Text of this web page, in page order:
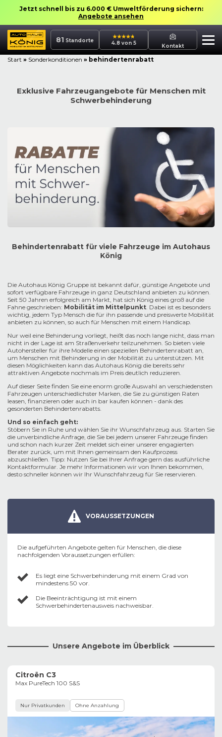
Jetzt schnell bis zu 6.000 € Umweltförderung sichern:
Angebote ansehen
81 Standorte 4.8 von 5 Kontakt
Start » Sonderkonditionen » behindertenrabatt
Exklusive Fahrzeugangebote für Menschen mit
Schwerbehinderung
Behindertenrabatt für viele Fahrzeuge im Autohaus
König
Die Autohaus König Gruppe ist bekannt dafür, günstige Angebote und
sofort verfügbare Fahrzeuge in ganz Deutschland anbieten zu können.
Seit 50 Jahren erfolgreich am Markt, hat sich König eines groß auf die
Fahne geschrieben: Mobilität im Mittelpunkt . Dabei ist es besonders
wichtig, jedem Typ Mensch die für ihn passende und preiswerte Mobilität
anbieten zu können, so auch für Menschen mit einem Handicap.
Nur weil eine Behinderung vorliegt, heißt das noch lange nicht, dass man
nicht in der Lage ist am Straßenverkehr teilzunehmen. So bieten viele
Autohersteller für ihre Modelle einen speziellen Behindertenrabatt an,
um Menschen mit Behinderung in der Mobilität zu unterstützen. Mit
diesen Möglichkeiten kann das Autohaus König die bereits sehr
attraktiven Angebote nochmals im Preis deutlich reduzieren.
Auf dieser Seite finden Sie eine enorm große Auswahl an verschiedensten
Fahrzeugen unterschiedlichster Marken, die Sie zu günstigen Raten
leasen, finanzieren oder auch in bar kaufen können - dank des
gesonderten Behindertenrabatts.
Und so einfach geht:
Stöbern Sie in Ruhe und wählen Sie ihr Wunschfahrzeug aus. Starten Sie
die unverbindliche Anfrage, die Sie bei jedem unserer Fahrzeuge finden
und schon nach kurzer Zeit meldet sich einer unserer engagierten
Berater zurück, um mit Ihnen gemeinsam den Kaufprozess
abzuschließen. Tipp: Nutzen Sie bei Ihrer Anfrage gern das ausführliche
Kontaktformular. Je mehr Informationen wir von Ihnen bekommen,
desto schneller können wir Ihr Wunschfahrzeug für Sie reservieren.
VORAUSSETZUNGEN
Die aufgeführten Angebote gelten für Menschen, die diese
nachfolgenden Voraussetzungen erfüllen:
Es liegt eine Schwerbehinderung mit einem Grad von
mindestens 50 vor.
Die Beeinträchtigung ist mit einem
Schwerbehindertenausweis nachweisbar.
Unsere Angebote im Überblick
Citroën C3
Max PureTech 100 S&S
Nur Privatkunden Ohne Anzahlung